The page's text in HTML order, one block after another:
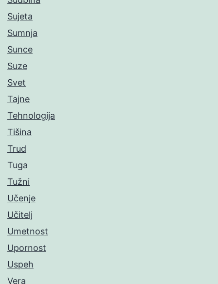
Sujeta
Sumnja
Sunce
Suze
Svet
Tajne
Tehnologija
Tišina
Trud
Tuga
Tužni
Učenje
Učitelj
Umetnost
Upornost
Uspeh
Vera